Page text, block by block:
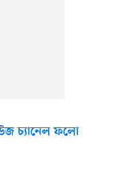
চ্যানেল ফলো